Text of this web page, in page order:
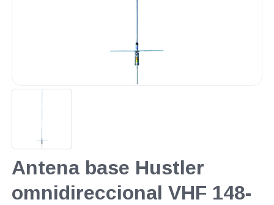
Antena base Hustler
omnidireccional VHF 148-